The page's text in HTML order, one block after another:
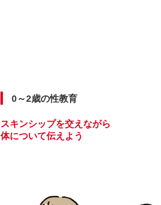
0～2歳の性教育
スキンシップを交えながら
体について伝えよう